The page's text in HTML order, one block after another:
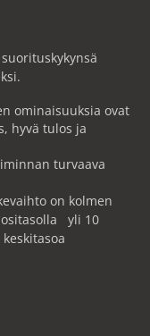
ominaisuuksia ovat
hyvä tulos ja
turvaava
on kolmen
yli 10